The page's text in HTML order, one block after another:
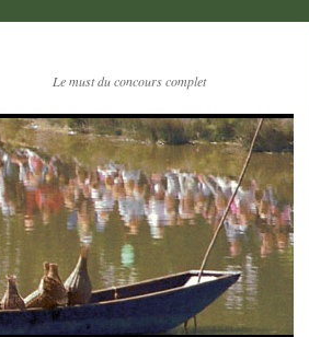
Le must du concours complet